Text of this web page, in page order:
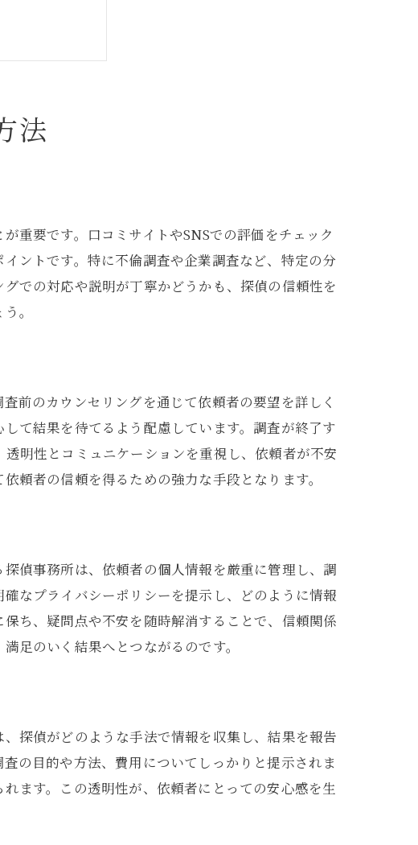
ション方法
ト
ント
ビス
ョナリズム
法
重要です。口コミサイトやSNSでの評価をチェック
ントです。特に不倫調査や企業調査など、特定の分
での対応や説明が丁寧かどうかも、探偵の信頼性を
。
前のカウンセリングを通じて依頼者の要望を詳しく
て結果を待てるよう配慮しています。調査が終了す
明性とコミュニケーションを重視し、依頼者が不安
頼者の信頼を得るための強力な手段となります。
偵事務所は、依頼者の個人情報を厳重に管理し、調
なプライバシーポリシーを提示し、どのように情報
ち、疑問点や不安を随時解消することで、信頼関係
足のいく結果へとつながるのです。
探偵がどのような手法で情報を収集し、結果を報告
の目的や方法、費用についてしっかりと提示されま
ます。この透明性が、依頼者にとっての安心感を生